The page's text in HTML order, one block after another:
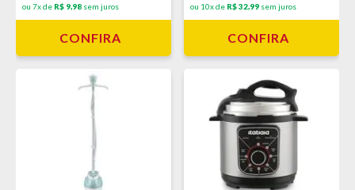
ou 7x de R$ 9,98 sem juros
CONFIRA
ou 10x de R$ 32,99 sem juros
CONFIRA